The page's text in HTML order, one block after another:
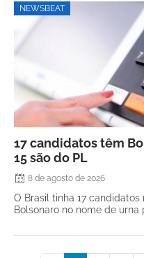
NEWSBEAT
17 candidatos têm
15 são do PL
8 de agosto de 2026
O Brasil tinha 17
Bolsonaro no nome de urna